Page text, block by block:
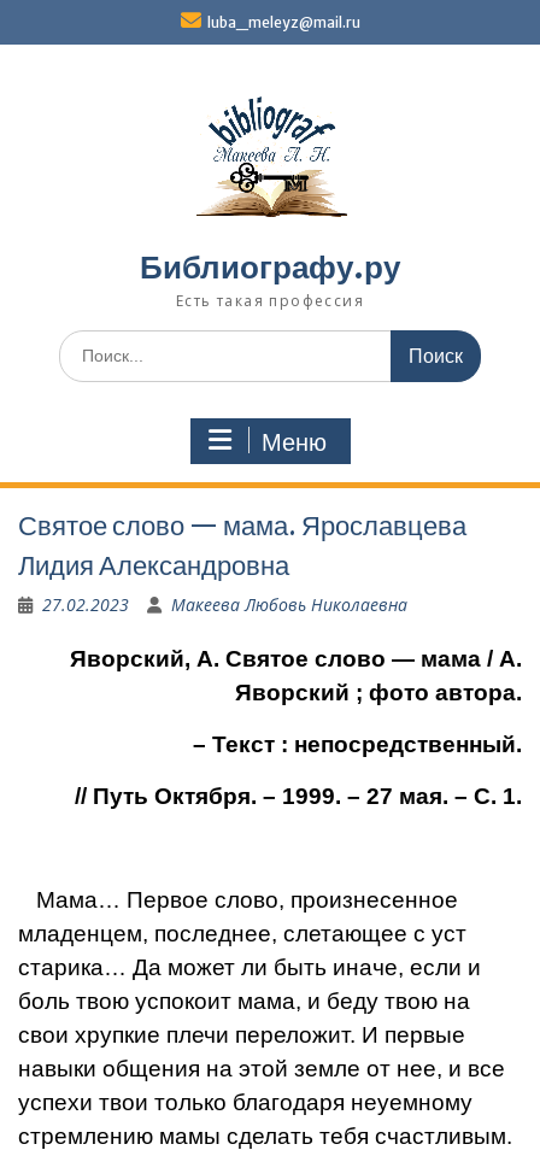
luba_meleyz@mail.ru
Библиографу.ру
Есть такая профессия
Поиск
по:
Меню
Святое слово — мама. Ярославцева
Лидия Александровна
27.02.2023 Макеева Любовь Николаевна
Яворский, А. Святое слово — мама / А.
Яворский ; фото автора.
– Текст : непосредственный.
// Путь Октября. – 1999. – 27 мая. – С. 1.
Мама… Первое слово, произнесен­ное
младенцем, последнее, слетаю­щее с уст
старика… Да может ли быть иначе, если и
боль твою успоко­ит мама, и беду твою на
свои хрупкие плечи переложит. И первые
навыки общения на этой земле от нее, и все
ус­пехи твои только благодаря неуемно­му
стремлению мамы сделать тебя счастливым.